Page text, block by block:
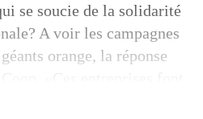
se soucie de la solidarité
A voir les campagnes
orange, la réponse